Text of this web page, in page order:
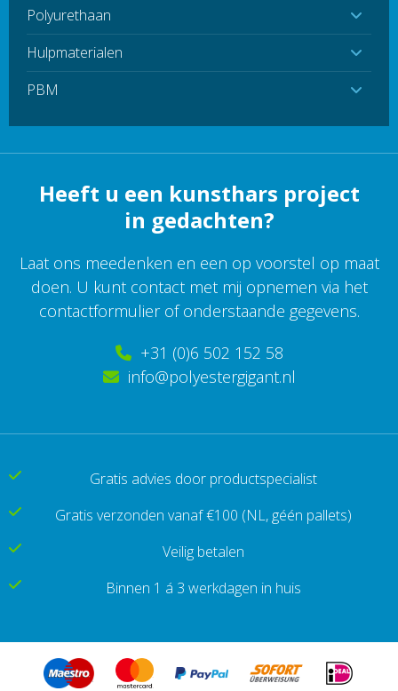
Polyurethaan
Hulpmaterialen
PBM
Heeft u een kunsthars project
in gedachten?
Laat ons meedenken en een op voorstel op maat
doen. U kunt contact met mij opnemen via het
contactformulier of onderstaande gegevens.
+31 (0)6 502 152 58
info@polyestergigant.nl
Gratis advies door productspecialist
Gratis verzonden vanaf €100 (NL, géén pallets)
Veilig betalen
Binnen 1 á 3 werkdagen in huis